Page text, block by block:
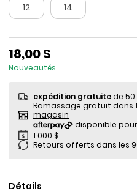
12 14
18,00 $
Nouveautés
expédition gratuitede 50
Ramassage gratuit dans
magasin
Retours offerts dans les
Détails